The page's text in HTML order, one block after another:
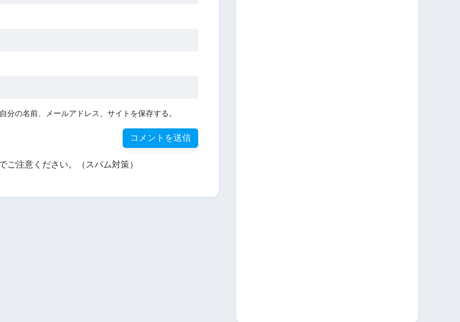
の名前、メールアドレス、サイトを保存する。
注意ください。（スパム対策）